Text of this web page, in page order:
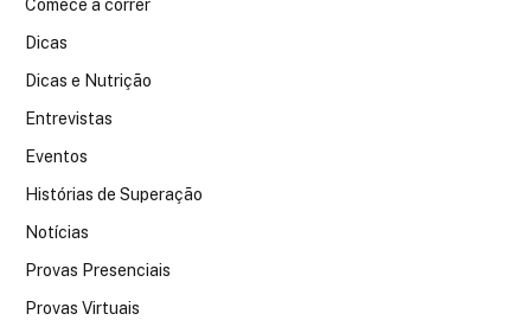
Comece a correr
Dicas
Dicas e Nutrição
Entrevistas
Eventos
Histórias de Superação
Notícias
Provas Presenciais
Provas Virtuais